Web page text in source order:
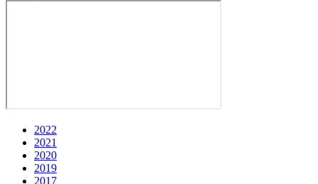
2022
2021
2020
2019
2017